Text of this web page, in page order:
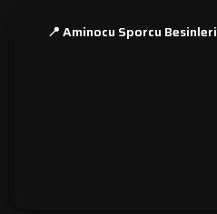
📍 Aminocu Sporcu